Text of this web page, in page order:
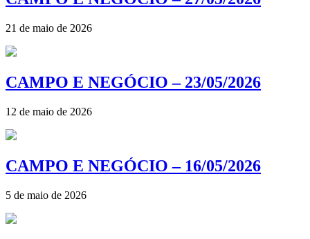
21 de maio de 2026
CAMPO E NEGÓCIO – 23/05/2026
12 de maio de 2026
CAMPO E NEGÓCIO – 16/05/2026
5 de maio de 2026